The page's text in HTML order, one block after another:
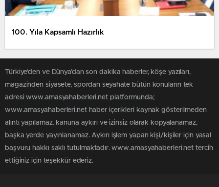
100. Yıla Kapsamlı Hazırlık
Türkiye'den ve Dünya’dan son dakika haberler, köşe yazıları,
magazinden siyasete, spordan seyahate bütün konuların tek
adresi www.amasyahaberleri.net platformunda;
www.amasyahaberleri.net haber içerikleri kaynak gösterilmeden
alıntı yapılamaz, kanuna aykırı ve izinsiz olarak kopyalanamaz,
başka yerde yayınlanamaz. Aykırı işlem yapan kişi/kişiler için yasal
başvuru hakkı saklı tutulmaktadır. www.amasyahaberleri.net tercih
ettiğiniz için teşekkür ederiz.